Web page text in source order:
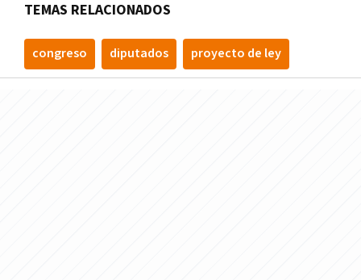
TEMAS RELACIONADOS
congreso diputados proyecto de ley